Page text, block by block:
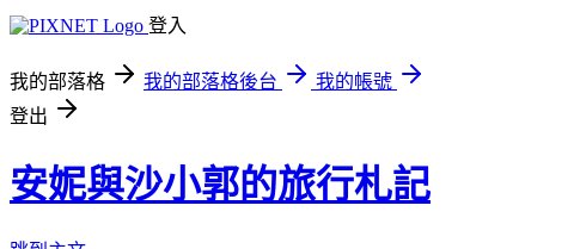
登入
我的部落格 我的部落格後台
我的帳號
登出
安妮與沙小郭的旅行札記